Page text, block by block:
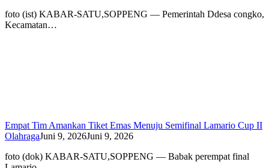
foto (ist) KABAR-SATU,SOPPENG — Pemerintah Ddesa congko,
Kecamatan…
Empat Tim Amankan Tiket Emas Menuju Semifinal Lamario Cup II
OlahragaJuni 9, 2026Juni 9, 2026
foto (dok) KABAR-SATU,SOPPENG — Babak perempat final